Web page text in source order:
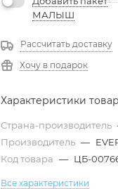
МАЛЫШ
Рассчитать доставку
Хочу в подарок
Характеристики
Страна-производитель
Производитель —
Код товара — ЦБ-
Все характеристики